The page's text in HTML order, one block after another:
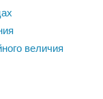
величия